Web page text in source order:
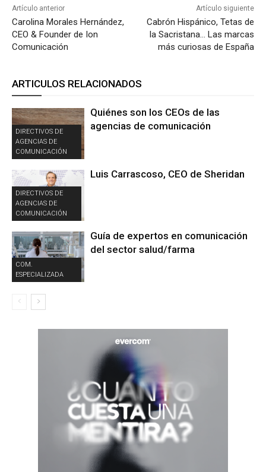
Artículo anterior
Carolina Morales Hernández,
CEO & Founder de Ion
Comunicación
Artículo siguiente
Cabrón Hispánico, Tetas de
la Sacristana… Las marcas
más curiosas de España
ARTICULOS RELACIONADOS
DIRECTIVOS DE
AGENCIAS DE
COMUNICACIÓN
Quiénes son los CEOs de las
agencias de comunicación
DIRECTIVOS DE
AGENCIAS DE
COMUNICACIÓN
Luis Carrascoso, CEO de Sheridan
COM.
ESPECIALIZADA
Guía de expertos en comunicación
del sector salud/farma